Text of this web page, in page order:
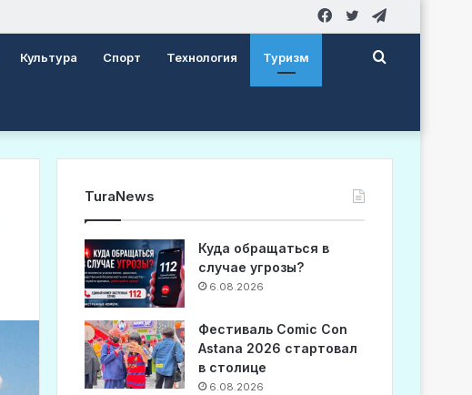
Twitter
Facebook
Культура Спорт Технология Туризм Search
TuraNews
Куда обращаться в
случае угрозы?
6.08.2026
Фестиваль Comic Con
Astana 2026 стартовал
в столице
6.08.2026